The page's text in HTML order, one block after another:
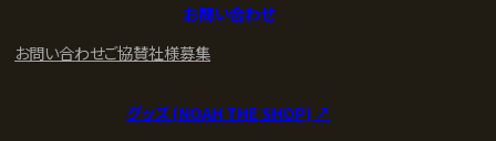
お問い合わせ
お問い合わせご協賛社様募集
グッズ (NOAH THE SHOP) ↗︎